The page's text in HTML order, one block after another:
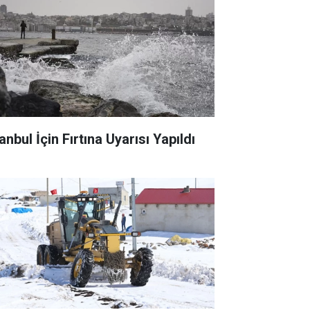
İçin Fırtına Uyarısı Yapıldı